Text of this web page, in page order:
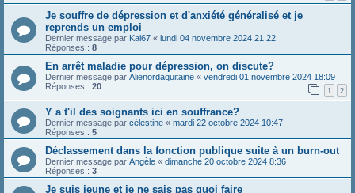
Je souffre de dépression et d'anxiété généralisé et je
reprends un emploi
Dernier message par Kal67 « lundi 04 novembre 2024 21:22
Réponses : 8
En arrêt maladie pour dépression, on discute?
Dernier message par Alienordaquitaine « vendredi 01 novembre 2024 18:09
Réponses : 20 1 2
Y a t'il des soignants ici en souffrance?
Dernier message par célestine « mardi 22 octobre 2024 10:47
Réponses : 5
Déclassement dans la fonction publique suite à un burn-out
Dernier message par Angèle « dimanche 20 octobre 2024 8:36
Réponses : 3
Je suis jeune et je ne sais pas quoi faire